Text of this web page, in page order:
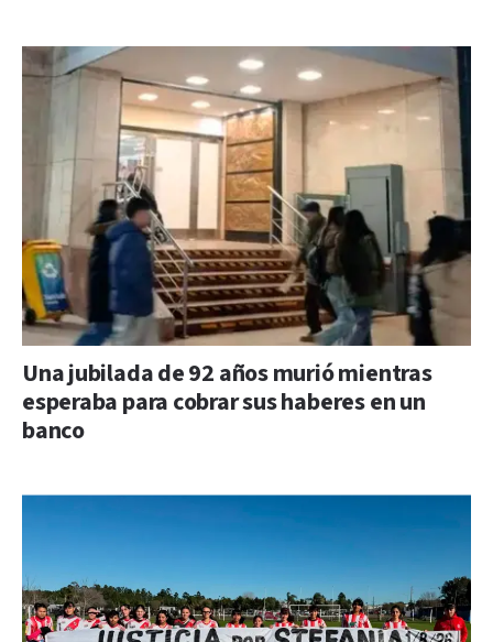
Una jubilada de 92 años murió mientras
esperaba para cobrar sus haberes en un
banco